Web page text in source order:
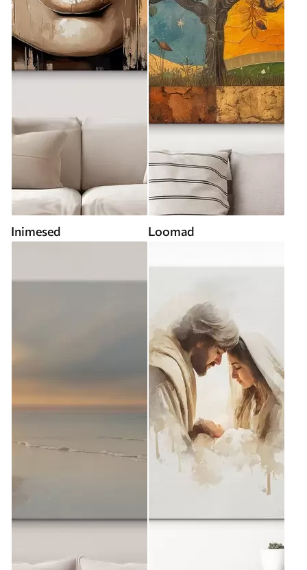
Inimesed Loomad